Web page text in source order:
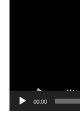
00:00